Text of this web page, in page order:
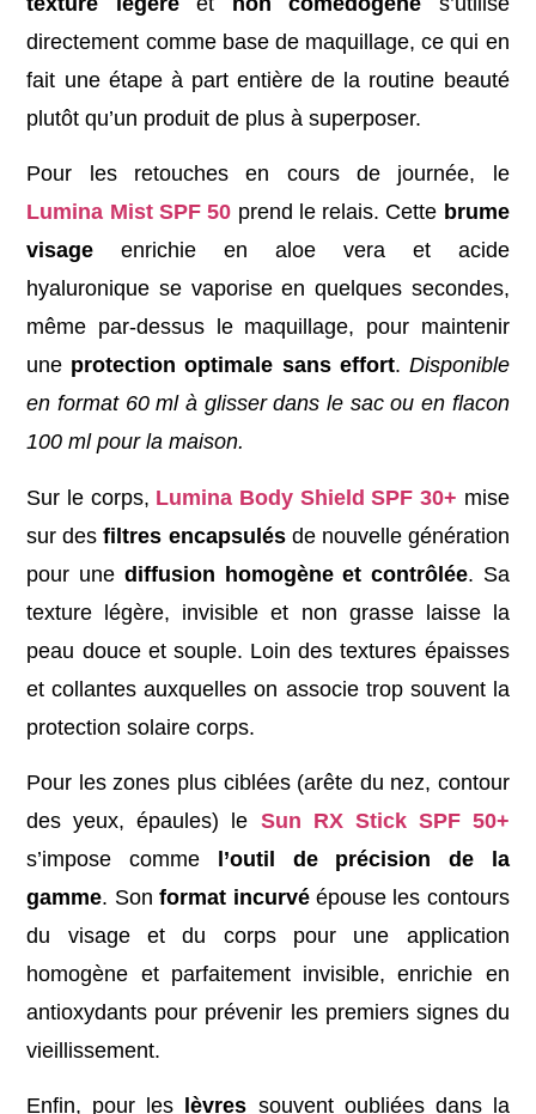
directement comme base de maquillage, ce qui en
fait une étape à part entière de la routine beauté
plutôt qu’un produit de plus à superposer.
Pour les retouches en cours de journée, le
Lumina Mist SPF 50 prend le relais. Cette brume
visage enrichie en aloe vera et acide
hyaluronique se vaporise en quelques secondes,
même par-dessus le maquillage, pour maintenir
une protection optimale sans effort. Disponible
en format 60 ml à glisser dans le sac ou en flacon
100 ml pour la maison.
Sur le corps, Lumina Body Shield SPF 30+ mise
sur desfiltres encapsulésde nouvelle génération
pour une diffusion homogène et contrôlée. Sa
texture légère, invisible et non grasse laisse la
peau douce et souple. Loin des textures épaisses
et collantes auxquelles on associe trop souvent la
protection solaire corps.
Pour les zones plus ciblées (arête du nez, contour
des yeux, épaules) le Sun RX Stick SPF 50+
s’impose comme l’outil de précision de la
gamme. Sonformat incurvéépouse les contours
du visage et du corps pour une application
homogène et parfaitement invisible, enrichie en
antioxydants pour prévenir les premiers signes du
vieillissement.
Enfin, pour les lèvres souvent oubliées dans la